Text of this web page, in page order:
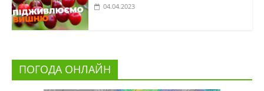
04.04.2023
ПОГОДА ОНЛАЙН